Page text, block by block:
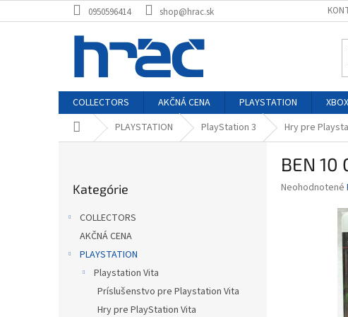
na
0950596414 shop@hrac.sk
COLLECTORS AKČNÁ CENA PLAYSTATION XBOX
DomovPLAYSTATION PlayStation 3 Hry pre
kategórie
Kategórie
COLLECTORS
AKČNÁ CENA
PLAYSTATION
Playstation Vita
Príslušenstvo pre Playstation Vita
Hry pre PlayStation Vita
BEN 10
Priemerné
Neohodnotené